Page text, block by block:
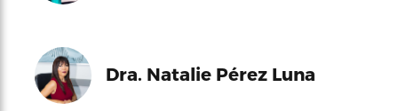
Dra. Natalie Pérez Luna